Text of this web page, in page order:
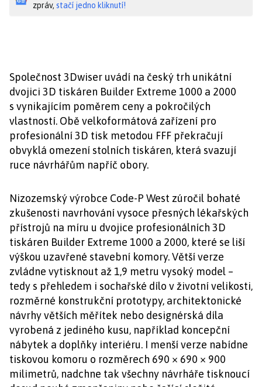
zpráv, stačí jedno kliknutí!
Společnost 3Dwiser uvádí na český trh unikátní
dvojici 3D tiskáren Builder Extreme 1000 a 2000
s vynikajícím poměrem ceny a pokročilých
vlastností. Obě velkoformátová zařízení pro
profesionální 3D tisk metodou FFF překračují
obvyklá omezení stolních tiskáren, která svazují
ruce návrhářům napříč obory.
Nizozemský výrobce Code-P West zúročil bohaté
zkušenosti navrhování vysoce přesných lékařských
přístrojů na míru u dvojice profesionálních 3D
tiskáren Builder Extreme 1000 a 2000, které se liší
výškou uzavřené stavební komory. Větší verze
zvládne vytisknout až 1,9 metru vysoký model –
tedy s přehledem i sochařské dílo v životní velikosti,
rozměrné konstrukční prototypy, architektonické
návrhy větších měřítek nebo designérská díla
vyrobená z jediného kusu, například koncepční
nábytek a doplňky interiéru. I menší verze nabídne
tiskovou komoru o rozměrech 690 × 690 × 900
milimetrů, nadchne tak všechny návrháře tisknoucí